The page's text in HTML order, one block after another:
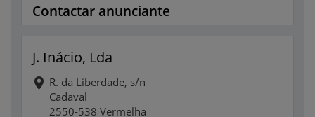
Contactar anunciante
J. Inácio, Lda
R. da Liberdade, s/n
Cadaval
2550-538 Vermelha